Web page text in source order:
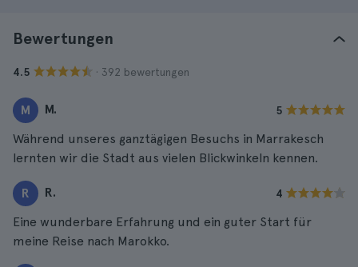
Bewertungen
4.5 · 392 bewertungen
M M. 5
Während unseres ganztägigen Besuchs in Marrakesch
lernten wir die Stadt aus vielen Blickwinkeln kennen.
R R. 4
Eine wunderbare Erfahrung und ein guter Start für
meine Reise nach Marokko.